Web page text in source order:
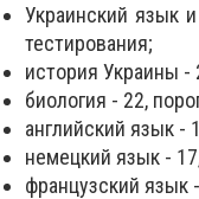
Украинский язык
тестирования;
история Украины -
биология - 22,
английский язык -
немецкий язык -
французский язык